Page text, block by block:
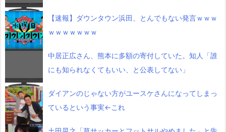
【速報】ダウンタウン浜田、とんでもない発言ｗｗｗ
ｗｗｗｗｗｗｗ
中居正広さん、熊本に多額の寄付していた。知人「誰
にも知られなくてもいい、と公表してない」
ダイアンのじゃない方がユースケさんになってしまっ
ているという事実←これ